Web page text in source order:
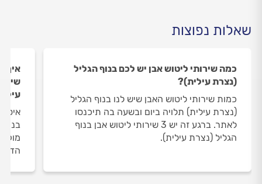
שאלות נפוצות
כמה שירותי ליטוש אבן יש לכם בנוף הגליל
(נצרת עילית)?
כמות שירותי ליטוש האבן שיש לנו בנוף הגליל
(נצרת עילית) תלויה ביום ובשעה בה תיכנסו
לאתר. ברגע זה יש 3 שירותי ליטוש אבן בנוף
הגליל (נצרת עילית).
איך